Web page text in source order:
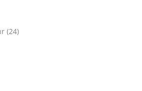
(24)